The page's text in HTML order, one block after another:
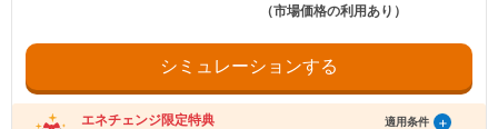
（市場価格の利用あり）
シミュレーションする
エネチェンジ限定特典 適用条件